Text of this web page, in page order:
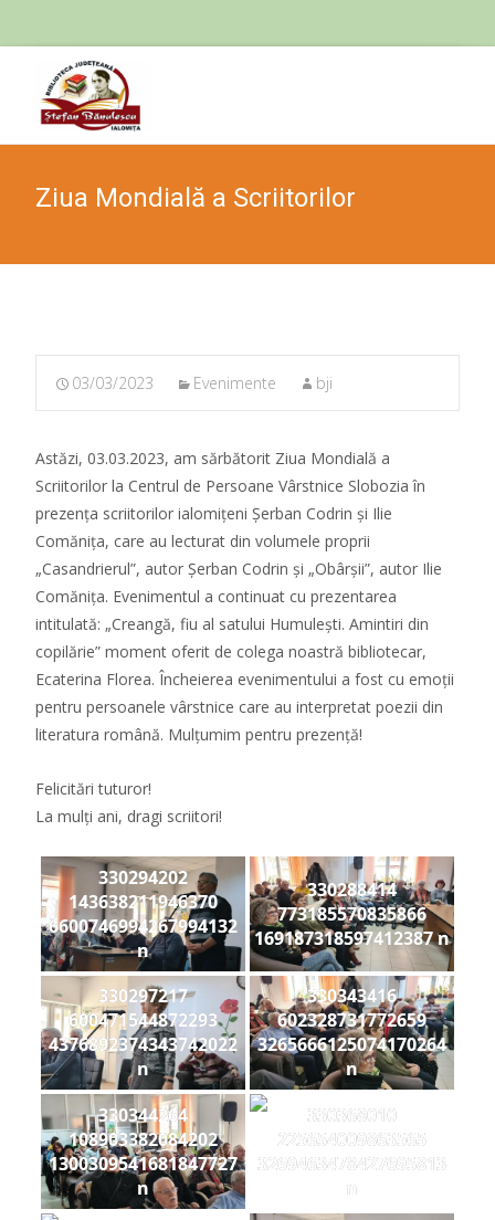
Ziua Mondială a Scriitorilor
03/03/2023 Evenimente bji
Astăzi, 03.03.2023, am sărbătorit Ziua Mondială a
Scriitorilor la Centrul de Persoane Vârstnice Slobozia în
prezența scriitorilor ialomițeni Șerban Codrin și Ilie
Comănița, care au lecturat din volumele proprii
„Casandrierul”, autor Șerban Codrin și „Obârșii”, autor Ilie
Comănița. Evenimentul a continuat cu prezentarea
intitulată: „Creangă, fiu al satului Humulești. Amintiri din
copilărie” moment oferit de colega noastră bibliotecar,
Ecaterina Florea. Încheierea evenimentului a fost cu emoții
pentru persoanele vârstnice care au interpretat poezii din
literatura română. Mulțumim pentru prezență!
Felicitări tuturor!
La mulți ani, dragi scriitori!
330294202
143638211946370
6600746994267994132
n
330288414
773185570835866
169187318597412387 n
330297217
600471544872293
4376892374343742022
n
330343416
602328731772659
3265666125074170264
n
330344264
108903382084202
1300309541681847727
n
330368010
225654009863565
3269463478427695813
n